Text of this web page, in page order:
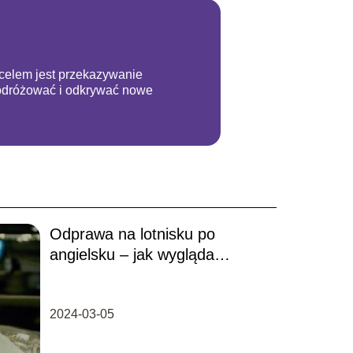
jest przekazywanie
i odkrywać nowe
Odprawa na lotnisku po
angielsku – jak wygląda
2024-03-05